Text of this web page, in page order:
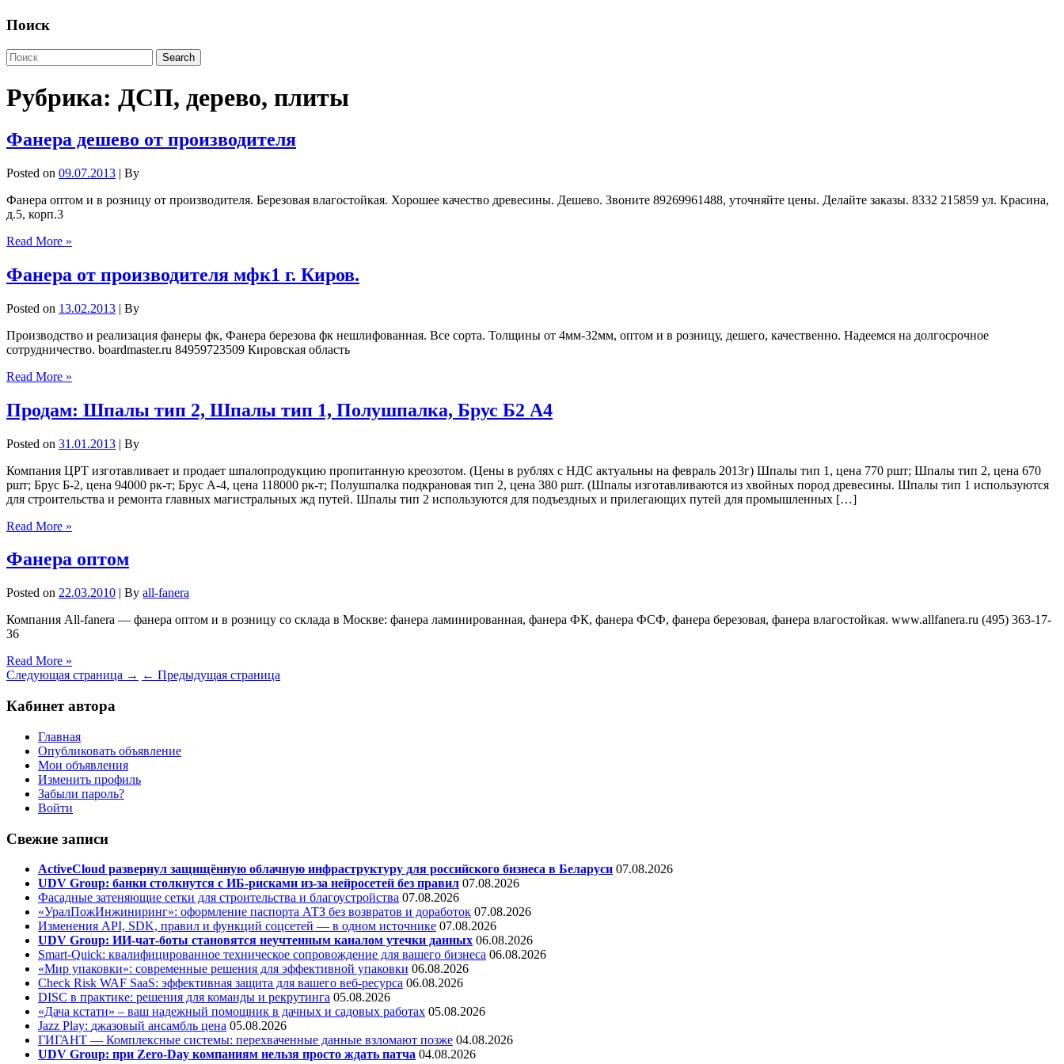
Поиск
Рубрика: ДСП, дерево, плиты
Фанера дешево от производителя
Posted on 09.07.2013 | By
Фанера оптом и в розницу от производителя. Березовая влагостойкая. Хорошее качество древесины. Дешево. Звоните 89269961488, уточняйте цены. Делайте заказы. 8332 215859 ул. Красина,
д.5, корп.3
Read More »
Фанера от производителя мфк1 г. Киров.
Posted on 13.02.2013 | By
Производство и реализация фанеры фк, Фанера березова фк нешлифованная. Все сорта. Толщины от 4мм-32мм, оптом и в розницу, дешего, качественно. Надеемся на долгосрочное
сотрудничество. boardmaster.ru 84959723509 Кировская область
Read More »
Продам: Шпалы тип 2, Шпалы тип 1, Полушпалка, Брус Б2 А4
Posted on 31.01.2013 | By
Компания ЦРТ изготавливает и продает шпалопродукцию пропитанную креозотом. (Цены в рублях с НДС актуальны на февраль 2013г) Шпалы тип 1, цена 770 ршт; Шпалы тип 2, цена 670
ршт; Брус Б-2, цена 94000 рк-т; Брус А-4, цена 118000 рк-т; Полушпалка подкрановая тип 2, цена 380 ршт. (Шпалы изготавливаются из хвойных пород древесины. Шпалы тип 1 используются
для строительства и ремонта главных магистральных жд путей. Шпалы тип 2 используются для подъездных и прилегающих путей для промышленных […]
Read More »
Фанера оптом
Posted on 22.03.2010 | By all-fanera
Компания All-fanera — фанера оптом и в розницу со склада в Москве: фанера ламинированная, фанера ФК, фанера ФСФ, фанера березовая, фанера влагостойкая. www.allfanera.ru (495) 363-17-
36
Read More »
Следующая страница → ← Предыдущая страница
Кабинет автора
Главная
Опубликовать объявление
Мои объявления
Изменить профиль
Забыли пароль?
Войти
Свежие записи
ActiveCloud развернул защищённую облачную инфраструктуру для российского бизнеса в Беларуси 07.08.2026
UDV Group: банки столкнутся с ИБ-рисками из-за нейросетей без правил 07.08.2026
Фасадные затеняющие сетки для строительства и благоустройства 07.08.2026
«УралПожИнжиниринг»: оформление паспорта АТЗ без возвратов и доработок 07.08.2026
Изменения API, SDK, правил и функций соцсетей — в одном источнике 07.08.2026
UDV Group: ИИ-чат-боты становятся неучтенным каналом утечки данных 06.08.2026
Smart-Quick: квалифицированное техническое сопровождение для вашего бизнеса 06.08.2026
«Мир упаковки»: современные решения для эффективной упаковки 06.08.2026
Check Risk WAF SaaS: эффективная защита для вашего веб-ресурса 06.08.2026
DISC в практике: решения для команды и рекрутинга 05.08.2026
«Дача кстати» – ваш надежный помощник в дачных и садовых работах 05.08.2026
Jazz Play: джазовый ансамбль цена 05.08.2026
ГИГАНТ — Комплексные системы: перехваченные данные взломают позже 04.08.2026
UDV Group: при Zero-Day компаниям нельзя просто ждать патча 04.08.2026